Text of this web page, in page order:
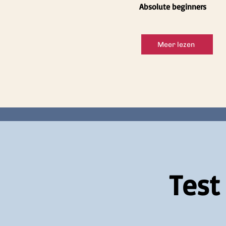
Absolute beginners
Meer lezen